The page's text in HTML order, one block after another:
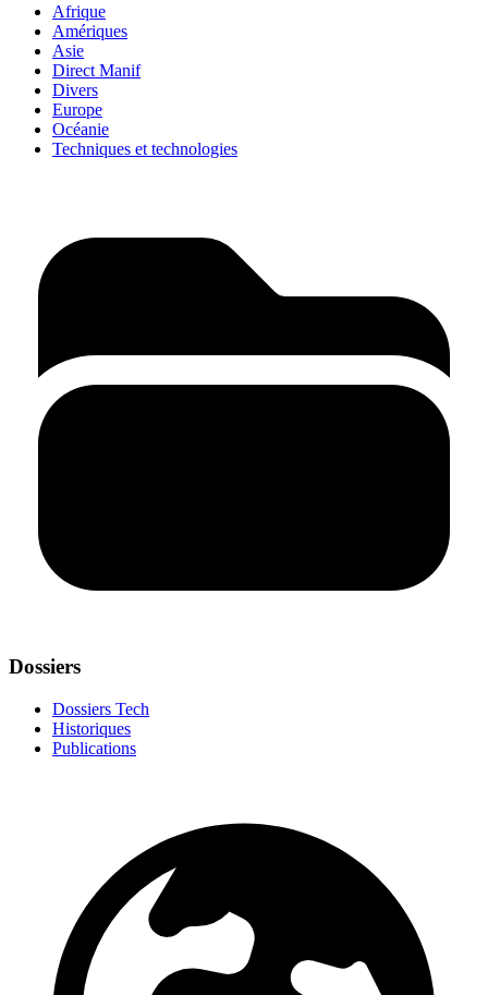
Afrique
Amériques
Asie
Direct Manif
Divers
Europe
Océanie
Techniques et technologies
Dossiers
Dossiers Tech
Historiques
Publications